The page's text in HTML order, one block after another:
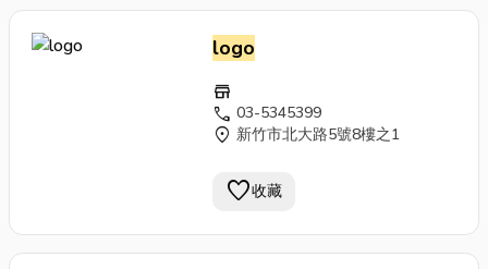
logo
store
call 03-5345399
location_on 新竹市北大路5號8樓之1
favorite收藏